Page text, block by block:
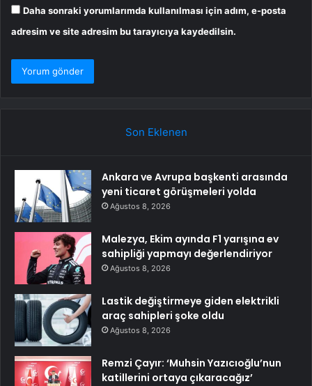
Daha sonraki yorumlarımda kullanılması için adım, e-posta
adresim ve site adresim bu tarayıcıya kaydedilsin.
Son Eklenen
Ankara ve Avrupa başkenti arasında
yeni ticaret görüşmeleri yolda
Ağustos 8, 2026
Malezya, Ekim ayında F1 yarışına ev
sahipliği yapmayı değerlendiriyor
Ağustos 8, 2026
Lastik değiştirmeye giden elektrikli
araç sahipleri şoke oldu
Ağustos 8, 2026
Remzi Çayır: ‘Muhsin Yazıcıoğlu’nun
katillerini ortaya çıkaracağız’